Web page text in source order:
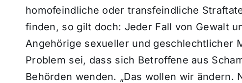
homofeindliche oder transfeindliche
finden, so gilt doch: Jeder Fall von Gewalt
Angehörige sexueller und geschlechtlicher
Problem sei, dass sich Betroffene aus
Behörden wenden. „Das wollen wir ändern.